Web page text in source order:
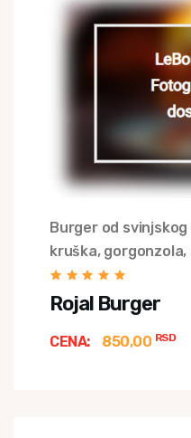
Burger od
kruška, gorgonzola,
Rojal Burger
CENA: 850,00 RSD